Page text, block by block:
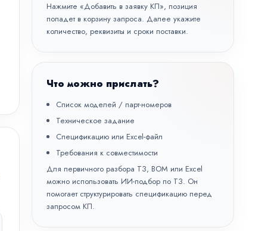
Нажмите «Добавить в заявку КП», позиция
попадет в корзину запроса. Далее укажите
количество, реквизиты и сроки поставки.
Что можно прислать?
Список моделей / парт-номеров
Техническое задание
Спецификацию или Excel-файл
Требования к совместимости
Для первичного разбора ТЗ, BOM или Excel
можно использовать ИИ-подбор по ТЗ. Он
помогает структурировать спецификацию перед
запросом КП.